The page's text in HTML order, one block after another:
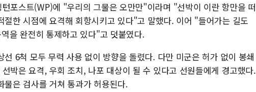
포스트(WP)에 "우리의 그물은 오만만"이라며 "선박이 이란 항만을 떠
절한 시점에 요격해 회항시키고 있다"고 말했다. 이어 "들어가는 길도
을 완전히 통제하고 있다"고 덧붙였다.
6척 모두 무력 사용 없이 방향을 돌렸다. 다만 미군은 허가 없이 봉쇄
박은 요격, 우회 조치, 나포 대상이 될 수 있다고 선원들에게 경고했다.
은 검사를 거쳐 통과가 허용된다.